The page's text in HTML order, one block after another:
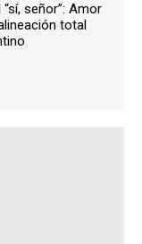
señor”: Amor
total